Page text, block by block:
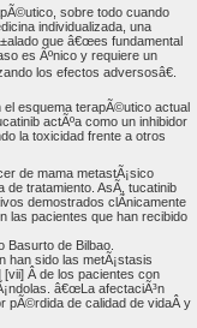
sobre todo cuando
individualizada, una
que â€œes fundamental
es Ãºnico y requiere un
los efectos adversosâ€.
el esquema terapÃ©utico actual
actÃºa como un inhibidor
la toxicidad frente a otros
de mama metastÃ¡sico
de tratamiento. AsÃ­, tucatinib
demostrados clÃ­nicamente
las pacientes que han recibido
Basurto de Bilbao.
han sido las metÃ¡stasis
Â de los pacientes con
â€œLa afectaciÃ³n
pÃ©rdida de calidad de vidaÂ y